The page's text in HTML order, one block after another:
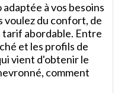
à vos besoins
voulez du confort, de
tarif abordable. Entre
et les profils de
vient d'obtenir le
comment